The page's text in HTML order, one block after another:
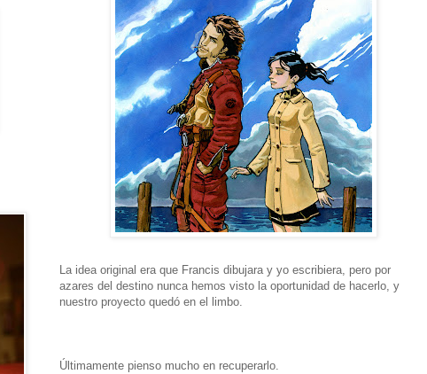
La idea original era que Francis dibujara y yo escribiera, pero por
azares del destino nunca hemos visto la oportunidad de hacerlo, y
nuestro proyecto quedó en el limbo.
Últimamente pienso mucho en recuperarlo.